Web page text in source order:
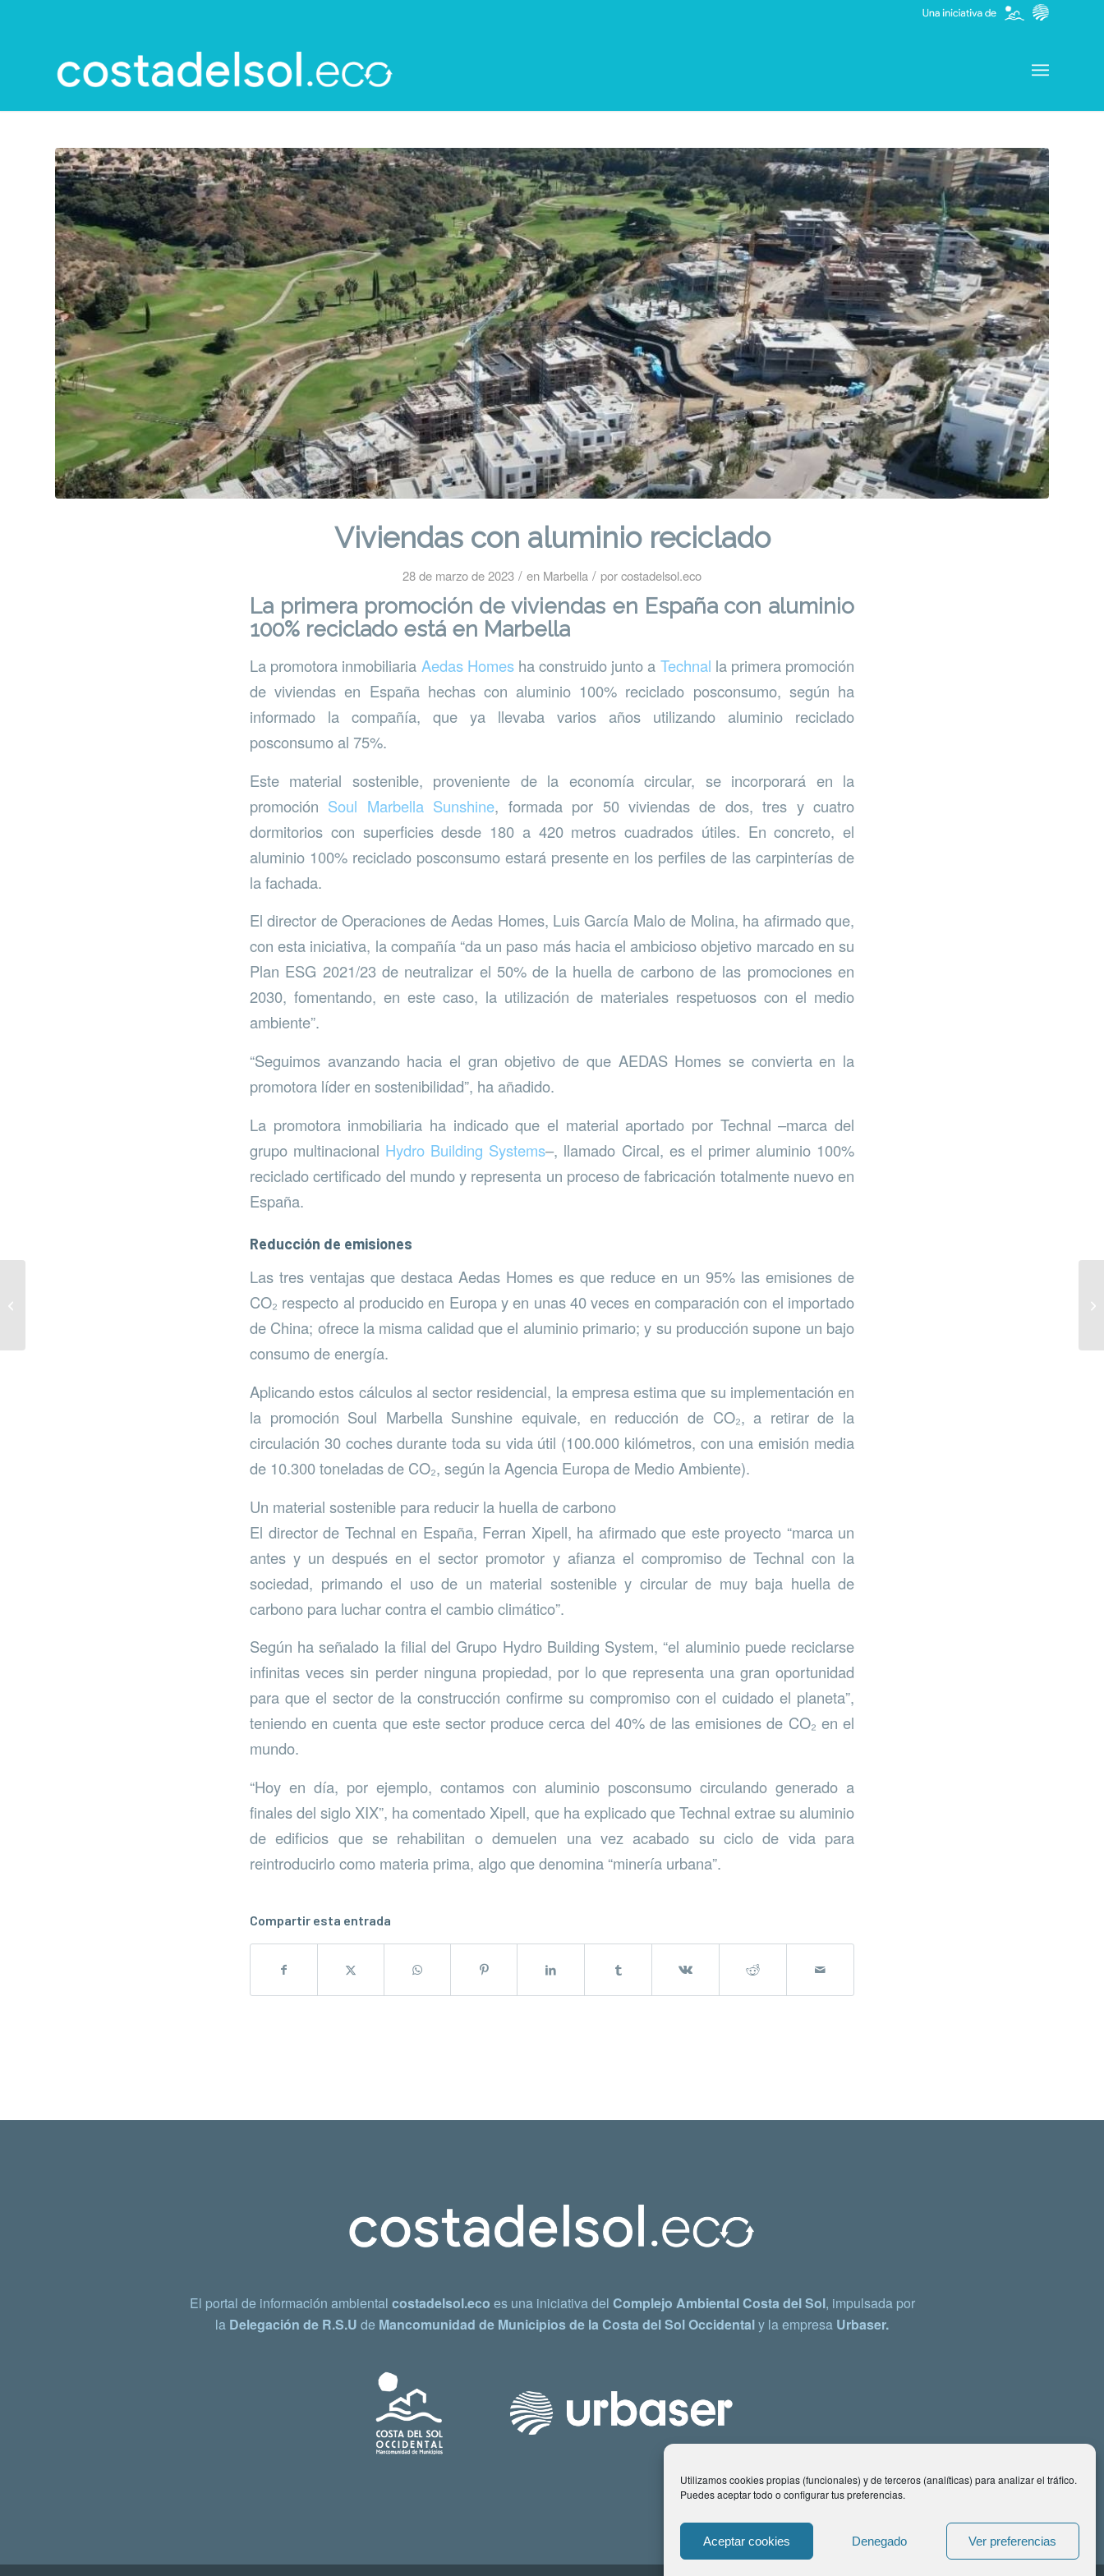
Utilizamos cookies propias (funcionales) y de terceros (analíticas) para analizar el tráfico.
Puedes aceptar todo o configurar tus preferencias.
Aceptar cookies Denegado Ver preferencias
Viviendas con aluminio reciclado
28 de marzo de 2023 / en Marbella / porcostadelsol.eco
La primera promoción de viviendas en España con aluminio
100% reciclado está en Marbella
La promotora inmobiliaria Aedas Homesha construido junto a Technal la primera promoción
de viviendas en España hechas con aluminio 100% reciclado posconsumo, según ha
informado la compañía, que ya llevaba varios años utilizando aluminio reciclado
posconsumo al 75%.
Este material sostenible, proveniente de la economía circular, se incorporará en la
promoción Soul Marbella Sunshine, formada por 50 viviendas de dos, tres y cuatro
dormitorios con superficies desde 180 a 420 metros cuadrados útiles. En concreto, el
aluminio 100% reciclado posconsumo estará presente en los perfiles de las carpinterías de
la fachada.
El director de Operaciones de Aedas Homes, Luis García Malo de Molina, ha afirmado que,
con esta iniciativa, la compañía “da un paso más hacia el ambicioso objetivo marcado en su
Plan ESG 2021/23 de neutralizar el 50% de la huella de carbono de las promociones en
2030, fomentando, en este caso, la utilización de materiales respetuosos con el medio
ambiente”.
“Seguimos avanzando hacia el gran objetivo de que AEDAS Homes se convierta en la
promotora líder en sostenibilidad”, ha añadido.
La promotora inmobiliaria ha indicado que el material aportado por Technal –marca del
grupo multinacional Hydro Building Systems–, llamado Circal, es el primer aluminio 100%
reciclado certificado del mundo y representa un proceso de fabricación totalmente nuevo en
España.
Reducción de emisiones
Las tres ventajas que destaca Aedas Homes es que reduce en un 95% las emisiones de
CO₂ respecto al producido en Europa y en unas 40 veces en comparación con el importado
de China; ofrece la misma calidad que el aluminio primario; y su producción supone un bajo
consumo de energía.
Aplicando estos cálculos al sector residencial, la empresa estima que su implementación en
la promoción Soul Marbella Sunshine equivale, en reducción de CO₂, a retirar de la
circulación 30 coches durante toda su vida útil (100.000 kilómetros, con una emisión media
de 10.300 toneladas de CO₂, según la Agencia Europa de Medio Ambiente).
Un material sostenible para reducir la huella de carbono
El director de Technal en España, Ferran Xipell, ha afirmado que este proyecto “marca un
antes y un después en el sector promotor y afianza el compromiso de Technal con la
sociedad, primando el uso de un material sostenible y circular de muy baja huella de
carbono para luchar contra el cambio climático”.
Según ha señalado la filial del Grupo Hydro Building System, “el aluminio puede reciclarse
infinitas veces sin perder ninguna propiedad, por lo que representa una gran oportunidad
para que el sector de la construcción confirme su compromiso con el cuidado el planeta”,
teniendo en cuenta que este sector produce cerca del 40% de las emisiones de CO₂ en el
mundo.
“Hoy en día, por ejemplo, contamos con aluminio posconsumo circulando generado a
finales del siglo XIX”, ha comentado Xipell, que ha explicado que Technal extrae su aluminio
de edificios que se rehabilitan o demuelen una vez acabado su ciclo de vida para
reintroducirlo como materia prima, algo que denomina “minería urbana”.
Compartir esta entrada
El portal de información ambiental costadelsol.eco es una iniciativa del Complejo Ambiental Costa del Sol, impulsada por
la Delegación de R.S.U de Mancomunidad de Municipios de la Costa del Sol Occidentaly la empresa Urbaser.